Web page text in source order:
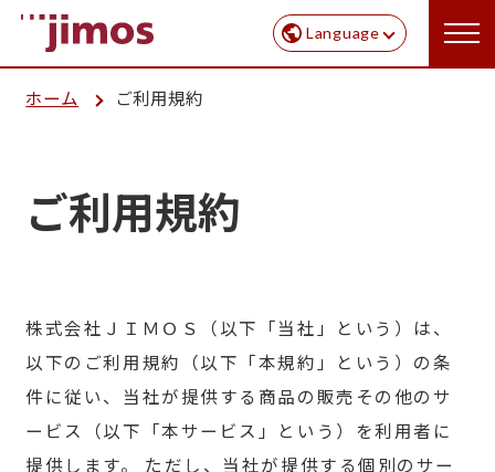
Language
ホーム ご利用規約
ご利用規約
株式会社ＪＩＭＯＳ（以下「当社」という）は、
以下のご利用規約（以下「本規約」という）の条
件に従い、当社が提供する商品の販売その他のサ
ービス（以下「本サービス」という）を利用者に
提供します。 ただし、当社が提供する個別のサー